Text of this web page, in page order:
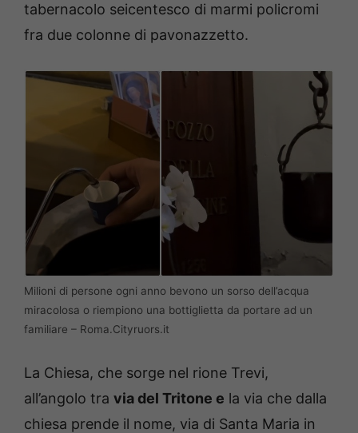
tabernacolo seicentesco di marmi policromi
fra due colonne di pavonazzetto.
Milioni di persone ogni anno bevono un sorso dell’acqua
miracolosa o riempiono una bottiglietta da portare ad un
familiare – Roma.Cityruors.it
La Chiesa, che sorge nel rione Trevi,
all’angolo tra via del Tritone e la via che dalla
chiesa prende il nome, via di Santa Maria in